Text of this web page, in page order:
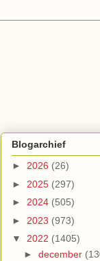
Blogarchief
► 2026 (26)
► 2025 (297)
► 2024 (505)
► 2023 (973)
▼ 2022 (1405)
► december